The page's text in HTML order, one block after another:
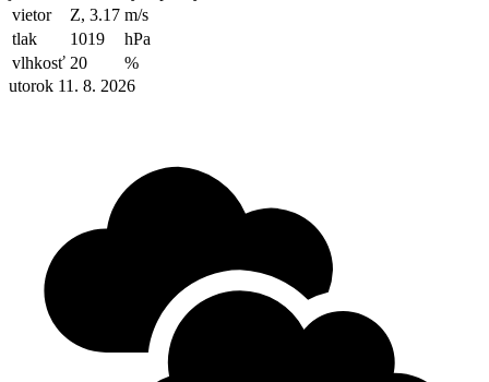
vietor
Z, 3.17 m/s
tlak
1019
hPa
vlhkosť 20
%
utorok 11. 8. 2026